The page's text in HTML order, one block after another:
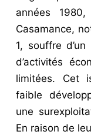
années
Casamance,
1, souffre
d’activités
limitées. Cet
faible
une
En raison de